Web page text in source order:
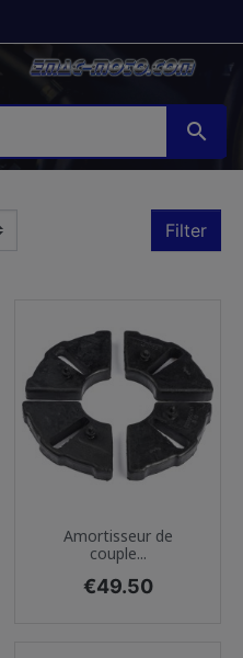

Filter
Amortisseur de
couple...
Price
€49.50